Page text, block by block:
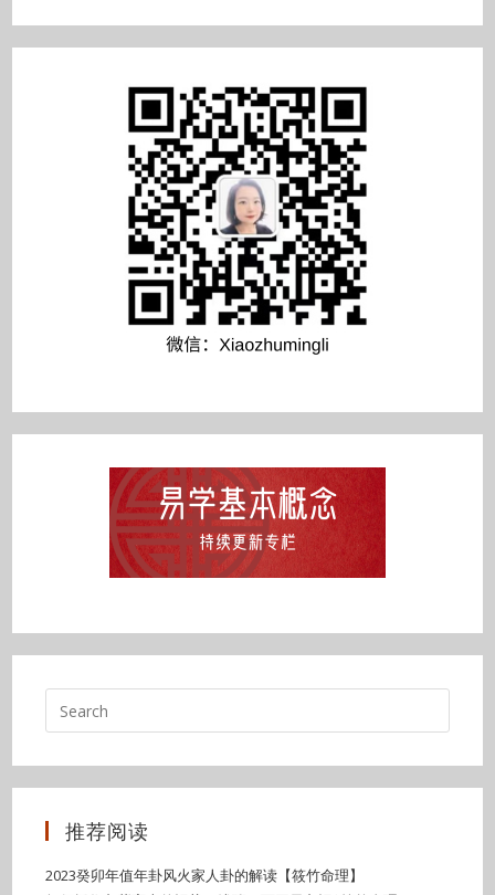
推荐阅读
2023癸卯年值年卦风火家人卦的解读【筱竹命理】